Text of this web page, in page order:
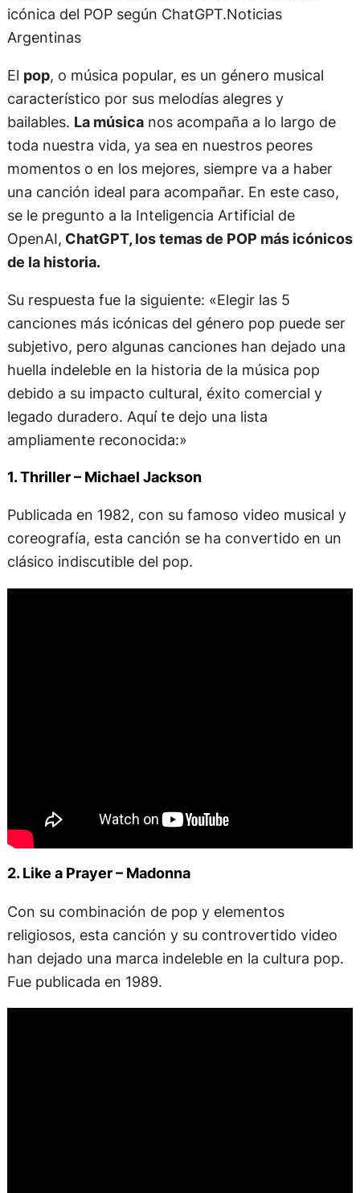
icónica del POP según ChatGPT.Noticias
Argentinas
El pop, o música popular, es un género musical
característico por sus melodías alegres y
bailables. La músicanos acompaña a lo largo de
toda nuestra vida, ya sea en nuestros peores
momentos o en los mejores, siempre va a haber
una canción ideal para acompañar. En este caso,
se le pregunto a la Inteligencia Artificial de
OpenAI, ChatGPT, los temas de POP más icónicos
de la historia.
Su respuesta fue la siguiente: «Elegir las 5
canciones más icónicas del género pop puede ser
subjetivo, pero algunas canciones han dejado una
huella indeleble en la historia de la música pop
debido a su impacto cultural, éxito comercial y
legado duradero. Aquí te dejo una lista
ampliamente reconocida:»
1. Thriller – Michael Jackson
Publicada en 1982, con su famoso video musical y
coreografía, esta canción se ha convertido en un
clásico indiscutible del pop.
2. Like a Prayer – Madonna
Con su combinación de pop y elementos
religiosos, esta canción y su controvertido video
han dejado una marca indeleble en la cultura pop.
Fue publicada en 1989.